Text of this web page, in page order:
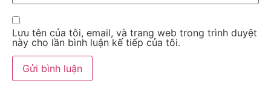
Lưu tên của tôi, email, và trang web trong trình duyệt
này cho lần bình luận kế tiếp của tôi.